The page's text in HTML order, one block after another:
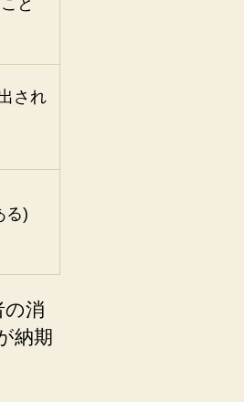
と
され
る)
の消
納期